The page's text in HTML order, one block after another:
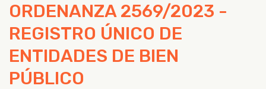
ORDENANZA 2569/2023 -
REGISTRO ÚNICO DE
ENTIDADES DE BIEN
PÚBLICO